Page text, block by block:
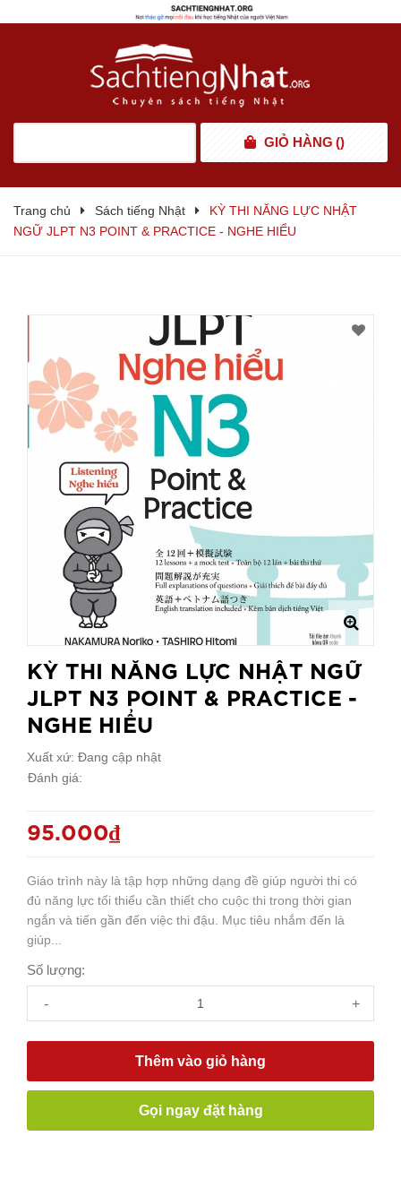
GIỎ HÀNG ()
Trang chủ Sách tiếng Nhật
KỲ THI NĂNG LỰC NHẬT
NGỮ JLPT N3 POINT & PRACTICE - NGHE HIỂU
KỲ THI NĂNG LỰC NHẬT NGỮ
JLPT N3 POINT & PRACTICE -
NGHE HIỂU
Xuất xứ: Đang cập nhật
Đánh giá:
95.000₫
Giáo trình này là tập hợp những dạng đề giúp người thi có
đủ năng lực tối thiểu cần thiết cho cuộc thi trong thời gian
ngắn và tiến gần đến việc thi đậu. Mục tiêu nhắm đến là
giúp...
Số lượng:
- +
Thêm vào giỏ hàng
Gọi ngay đặt hàng